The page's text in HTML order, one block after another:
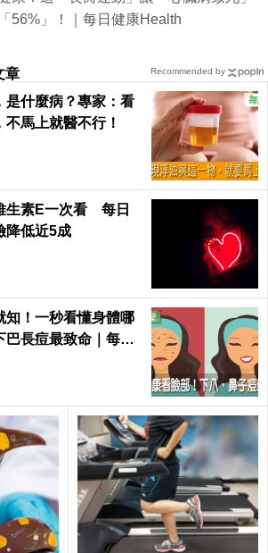
56%」！｜每日健康Health
章
是什麼病？專家：看
馬上就醫不行！
生素E一次看 每日
降低近5成
知！一秒看懂身體哪
巴長痘最致命｜每日
Recommended by